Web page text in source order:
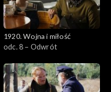
1920. Wojna i miłość
odc. 8 – Odwrót